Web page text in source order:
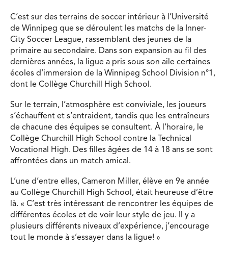
C’est sur des terrains de soccer intérieur à l’Université
de Winnipeg que se déroulent les matchs de la Inner-
City Soccer League, rassemblant des jeunes de la
primaire au secondaire. Dans son expansion au fil des
dernières années, la ligue a pris sous son aile certaines
écoles d’immersion de la Winnipeg School Division n°1,
dont le Collège Churchill High School.
Sur le terrain, l’atmosphère est conviviale, les joueurs
s’échauffent et s’entraident, tandis que les entraîneurs
de chacune des équipes se consultent. À l’horaire, le
Collège Churchill High School contre la Technical
Vocational High. Des filles âgées de 14 à 18 ans se sont
affrontées dans un match amical.
L’une d’entre elles, Cameron Miller, élève en 9e année
au Collège Churchill High School, était heureuse d’être
là. « C’est très intéressant de rencontrer les équipes de
différentes écoles et de voir leur style de jeu. Il y a
plusieurs différents niveaux d’expérience, j’encourage
tout le monde à s’essayer dans la ligue! »